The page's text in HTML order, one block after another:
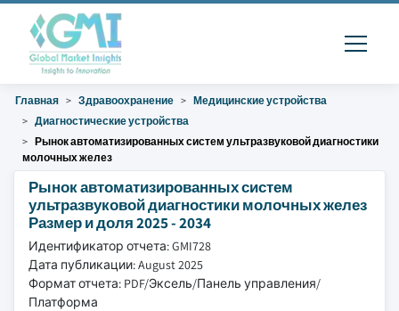
Главная Здравоохранение
Медицинские устройства
Диагностические устройства
Рынок автоматизированных систем ультразвуковой диагностики
молочных желез
Рынок автоматизированных систем
ультразвуковой диагностики молочных желез
Размер и доля 2025 - 2034
Идентификатор отчета: GMI728
Дата публикации: August 2025
Формат отчета: PDF/Эксель/Панель управления/
Платформа